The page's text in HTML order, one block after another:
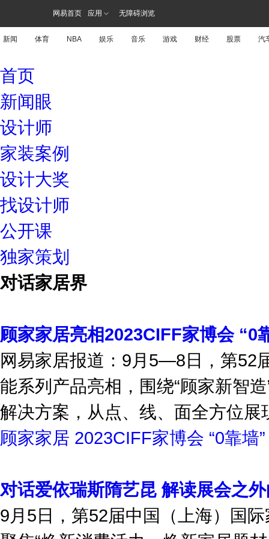
网易首页 应用 无障碍浏览
新闻 体育 NBA 娱乐 音乐 游戏 财经 股票 汽
首页
新闻眼
设计师
家装案例
设计大奖
找设计师
公开课
独家策划
对话家居界
顾家家居亮相2023CIFF家博会 “0
网易家居报道：9月5—8日，第52
能系列产品亮相，围绕“顾家新智
解决方案，从点、线、面全方位展
顾家家居 2023CIFF家博会 “0靠墙”
对话爱依瑞斯隋艺昆 解读展会之
9月5日，第52届中国（上海）国